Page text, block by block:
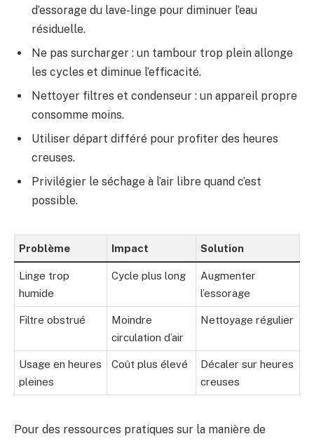
d’essorage du lave-linge pour diminuer l’eau
résiduelle.
Ne pas surcharger : un tambour trop plein allonge
les cycles et diminue l’efficacité.
Nettoyer filtres et condenseur : un appareil propre
consomme moins.
Utiliser départ différé pour profiter des heures
creuses.
Privilégier le séchage à l’air libre quand c’est
possible.
Problème Impact Solution
Linge trop
humide
Cycle plus long
Augmenter
l’essorage
Filtre obstrué
Moindre
circulation d’air
Nettoyage régulier
Usage en heures
pleines
Coût plus élevé
Décaler sur heures
creuses
Pour des ressources pratiques sur la manière de